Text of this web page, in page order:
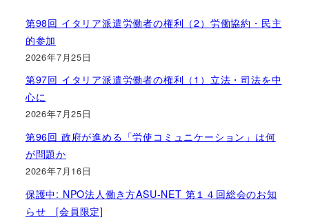
第98回 イタリア派遣労働者の権利（2）労働協約・民主
的参加
2026年7月25日
第97回 イタリア派遣労働者の権利（1）立法・司法を中
心に
2026年7月25日
第96回 政府が進める「労使コミュニケーション」は何
が問題か
2026年7月16日
保護中: NPO法人働き方ASU-NET 第１４回総会のお知
らせ [会員限定]